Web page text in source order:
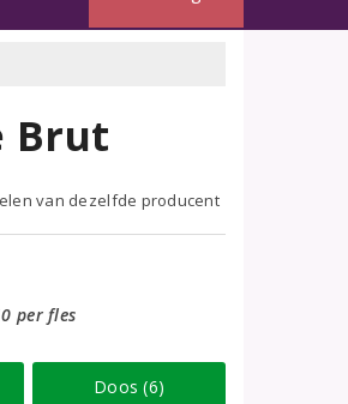
Brut
van dezelfde producent
per fles
Doos (6)